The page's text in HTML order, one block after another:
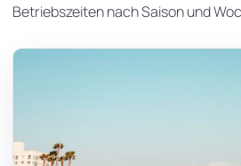
Betriebszeiten nach Saison und